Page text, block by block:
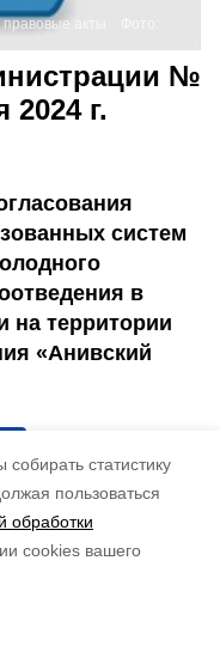
статистику
пользоваться
обработки
cookies вашего
акты
№
2024 г.
систем
в
на территории
«Анивский